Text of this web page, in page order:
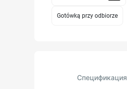
Gotówką przy odbiorze
Спецификация